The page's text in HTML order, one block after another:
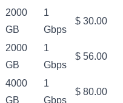
2000
GB
1
Gbps
$ 30.00
2000
GB
1
Gbps
$ 56.00
4000
GB
1
Gbps
$ 80.00